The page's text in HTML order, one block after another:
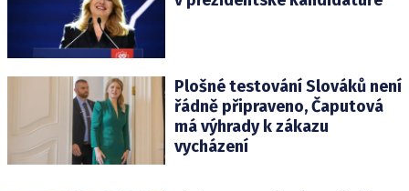
Plošné testování Slováků není
řádně připraveno, Čaputová
má výhrady k zákazu
vycházení